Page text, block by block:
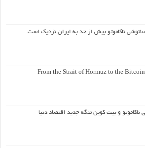
ناکاموتو بیش از حد به ایران نزدیک است
From the Strait of Hormuz to the
ناکاموتو و بیت کوین تنگه جدید اقتصاد دنیا